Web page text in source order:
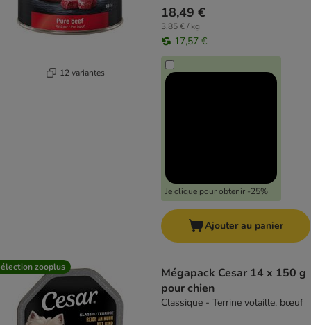
12 variantes
18,49 €
3,85 € / kg
17,57 €
Je clique pour obtenir -25%
Ajouter au panier
zooplus
Mégapack Cesar 14 x 150 g
pour chien
Classique - Terrine volaille, bœuf